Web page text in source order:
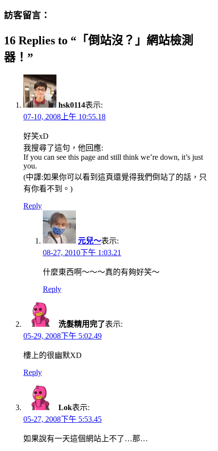
訪客留言：
16 Replies to “「倒站沒？」網站檢測
器！”
hsk0114表示:
07-10, 2008上午 10:55.18
好笑xD
我搜尋了這句，他回應:
If you can see this page and still think we’re down, it’s just
you.
(中譯:如果你可以看到這頁還覺得我們倒站了的話，只
有你看不到。)
Reply
元兒～表示:
08-27, 2010下午 1:03.21
什麼東西啊～～～真的有夠好笑～
Reply
洗髮精用完了表示:
05-29, 2008下午 5:02.49
樓上的很幽默XD
Reply
Lok表示:
05-27, 2008下午 5:53.45
如果說有一天這個網站上不了…那…